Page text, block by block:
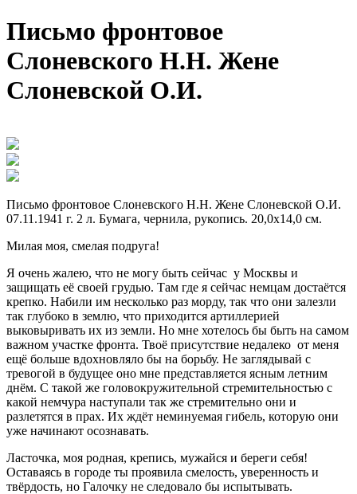
Письмо фронтовое
Слоневского Н.Н. Жене
Слоневской О.И.
Письмо фронтовое Слоневского Н.Н. Жене Слоневской О.И.
07.11.1941 г. 2 л. Бумага, чернила, рукопись. 20,0х14,0 см.
Милая моя, смелая подруга!
Я очень жалею, что не могу быть сейчас у Москвы и
защищать её своей грудью. Там где я сейчас немцам достаётся
крепко. Набили им несколько раз морду, так что они залезли
так глубоко в землю, что приходится артиллерией
выковыривать их из земли. Но мне хотелось бы быть на самом
важном участке фронта. Твоё присутствие недалеко от меня
ещё больше вдохновляло бы на борьбу. Не заглядывай с
тревогой в будущее оно мне представляется ясным летним
днём. С такой же головокружительной стремительностью с
какой немчура наступали так же стремительно они и
разлетятся в прах. Их ждёт неминуемая гибель, которую они
уже начинают осознавать.
Ласточка, моя родная, крепись, мужайся и береги себя!
Оставаясь в городе ты проявила смелость, уверенность и
твёрдость, но Галочку не следовало бы испытывать.